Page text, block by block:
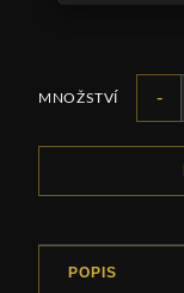
MNOŽSTVÍ -
POPIS